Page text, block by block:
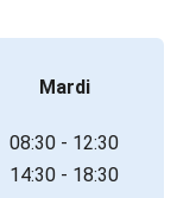
Mardi
08:30 - 12:30
14:30 - 18:30